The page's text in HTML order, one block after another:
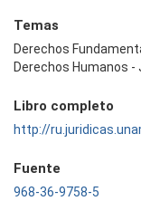
Temas
Derechos
Derechos Humanos
Libro completo
http://
Fuente
968-36-9758-5